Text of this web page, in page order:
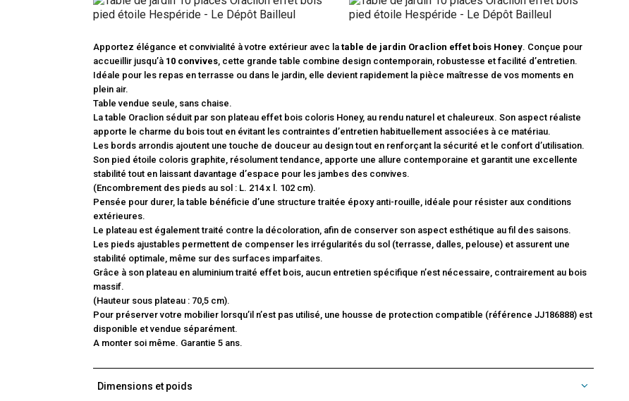
Apportez élégance et convivialité à votre extérieur avec la table de jardin Oraclion effet bois Honey. Conçue pour
accueillir jusqu’à 10 convives, cette grande table combine design contemporain, robustesse et facilité d’entretien.
Idéale pour les repas en terrasse ou dans le jardin, elle devient rapidement la pièce maîtresse de vos moments en
plein air.
Table vendue seule, sans chaise.
La table Oraclion séduit par son plateau effet bois coloris Honey, au rendu naturel et chaleureux. Son aspect réaliste
apporte le charme du bois tout en évitant les contraintes d’entretien habituellement associées à ce matériau.
Les bords arrondis ajoutent une touche de douceur au design tout en renforçant la sécurité et le confort d’utilisation.
Son pied étoile coloris graphite, résolument tendance, apporte une allure contemporaine et garantit une excellente
stabilité tout en laissant davantage d’espace pour les jambes des convives.
(Encombrement des pieds au sol : L. 214 x l. 102 cm).
Pensée pour durer, la table bénéficie d’une structure traitée époxy anti-rouille, idéale pour résister aux conditions
extérieures.
Le plateau est également traité contre la décoloration, afin de conserver son aspect esthétique au fil des saisons.
Les pieds ajustables permettent de compenser les irrégularités du sol (terrasse, dalles, pelouse) et assurent une
stabilité optimale, même sur des surfaces imparfaites.
Grâce à son plateau en aluminium traité effet bois, aucun entretien spécifique n’est nécessaire, contrairement au bois
massif.
(Hauteur sous plateau : 70,5 cm).
Pour préserver votre mobilier lorsqu’il n’est pas utilisé, une housse de protection compatible (référence JJ186888) est
disponible et vendue séparément.
A monter soi même. Garantie 5 ans.
Dimensions et poids